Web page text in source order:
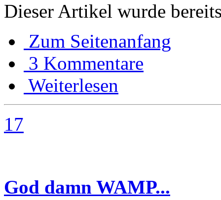
Dieser Artikel wurde
Zum Seitenanfang
3 Kommentare
Weiterlesen
17
God damn WAMP...